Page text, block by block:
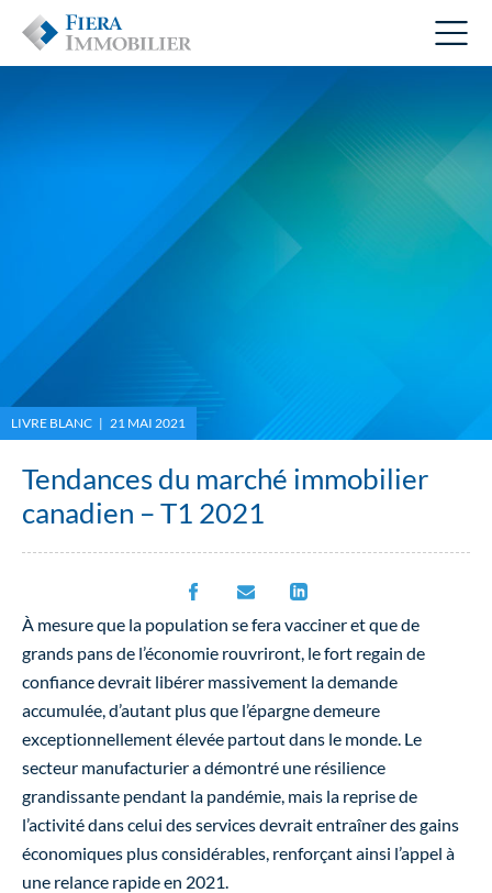
LIVRE BLANC | 21 MAI 2021
Tendances du marché immobilier
canadien – T1 2021
À mesure que la population se fera vacciner et que de
grands pans de l’économie rouvriront, le fort regain de
confiance devrait libérer massivement la demande
accumulée, d’autant plus que l’épargne demeure
exceptionnellement élevée partout dans le monde. Le
secteur manufacturier a démontré une résilience
grandissante pendant la pandémie, mais la reprise de
l’activité dans celui des services devrait entraîner des gains
économiques plus considérables, renforçant ainsi l’appel à
une relance rapide en 2021.